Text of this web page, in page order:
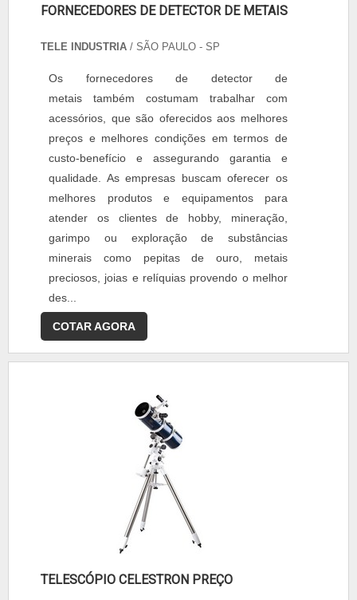
FORNECEDORES DE DETECTOR DE METAIS
TELE INDUSTRIA / SÃO PAULO - SP
Os fornecedores de detector de
metais também costumam trabalhar com
acessórios, que são oferecidos aos melhores
preços e melhores condições em termos de
custo-benefício e assegurando garantia e
qualidade. As empresas buscam oferecer os
melhores produtos e equipamentos para
atender os clientes de hobby, mineração,
garimpo ou exploração de substâncias
minerais como pepitas de ouro, metais
preciosos, joias e relíquias provendo o melhor
des...
COTAR AGORA
TELESCÓPIO CELESTRON PREÇO